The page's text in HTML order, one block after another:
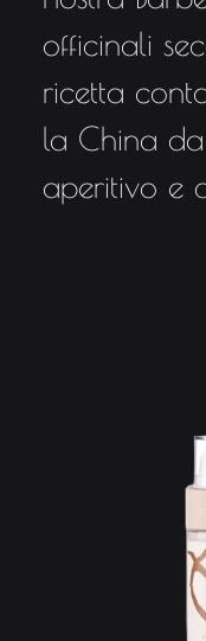
officinali
ricetta
la China
aperitivo e